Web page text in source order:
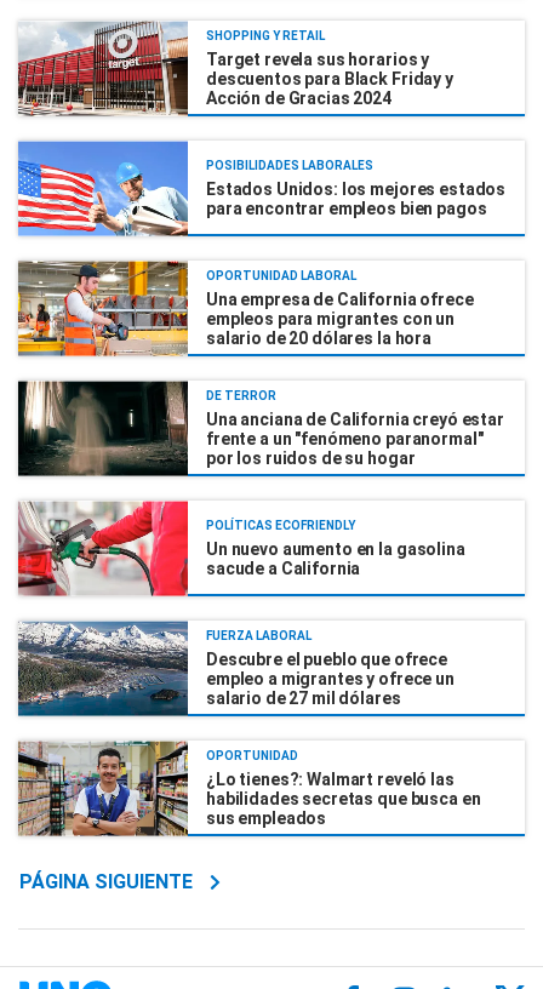
SHOPPING Y RETAIL
Target revela sus horarios y
descuentos para Black Friday y
Acción de Gracias 2024
POSIBILIDADES LABORALES
Estados Unidos: los mejores estados
para encontrar empleos bien pagos
OPORTUNIDAD LABORAL
Una empresa de California ofrece
empleos para migrantes con un
salario de 20 dólares la hora
DE TERROR
Una anciana de California creyó estar
frente a un "fenómeno paranormal"
por los ruidos de su hogar
POLÍTICAS ECOFRIENDLY
Un nuevo aumento en la gasolina
sacude a California
FUERZA LABORAL
Descubre el pueblo que ofrece
empleo a migrantes y ofrece un
salario de 27 mil dólares
OPORTUNIDAD
¿Lo tienes?: Walmart reveló las
habilidades secretas que busca en
sus empleados
PÁGINA SIGUIENTE